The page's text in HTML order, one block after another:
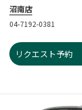
沼南店
04-7192-0381
リクエスト予約